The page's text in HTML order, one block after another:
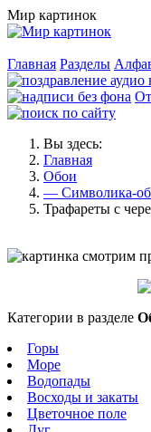
Мир картинок
Главная Разделы
Вы здесь:
Главная
Обои
— Символика-
Трафареты с
Категории в разделе
Горы
Море
Водопады
Восходы и закаты
Цветочное поле